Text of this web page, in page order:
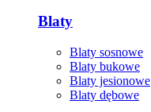
Blaty
Blaty sosnowe
Blaty bukowe
Blaty jesionowe
Blaty dębowe